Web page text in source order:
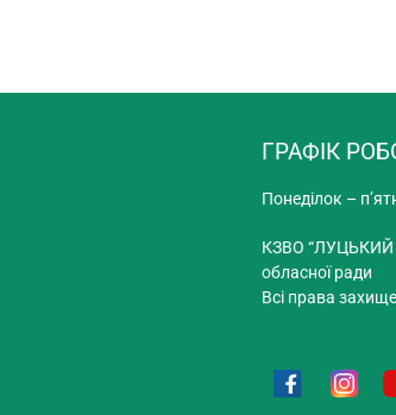
ГРАФІК
Понеділок –
КЗВО “ЛУЦЬКИЙ
обласної ради
Всі права